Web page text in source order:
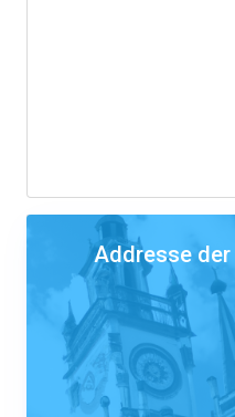
Addresse